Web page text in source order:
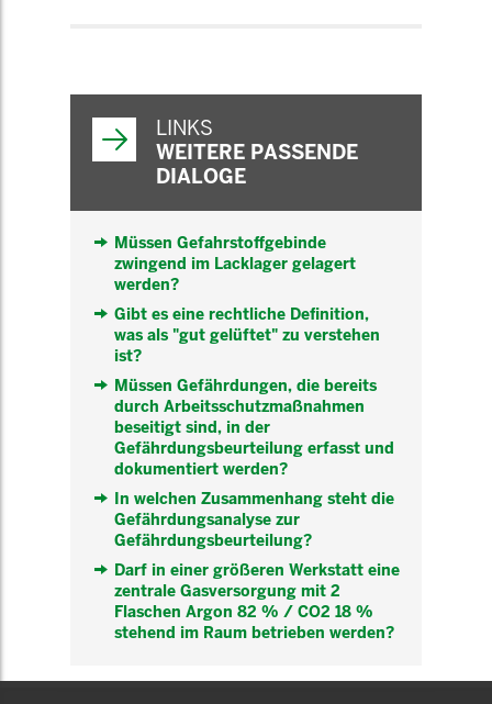
LINKS
WEITERE PASSENDE
DIALOGE
Müssen Gefahrstoffgebinde
zwingend im Lacklager gelagert
werden?
Gibt es eine rechtliche Definition,
was als "gut gelüftet" zu verstehen
ist?
Müssen Gefährdungen, die bereits
durch Arbeitsschutzmaßnahmen
beseitigt sind, in der
Gefährdungsbeurteilung erfasst und
dokumentiert werden?
In welchen Zusammenhang steht die
Gefährdungsanalyse zur
Gefährdungsbeurteilung?
Darf in einer größeren Werkstatt eine
zentrale Gasversorgung mit 2
Flaschen Argon 82 % / CO2 18 %
stehend im Raum betrieben werden?